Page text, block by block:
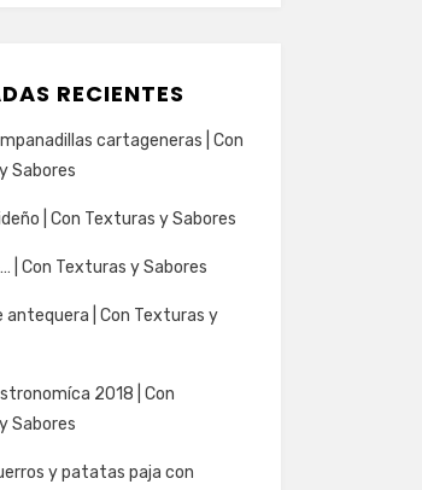
RECIENTES
cartageneras | Con
Sabores
| Con Texturas y Sabores
| Con Texturas y Sabores
antequera | Con Texturas y
2018 | Con
Sabores
y patatas paja con